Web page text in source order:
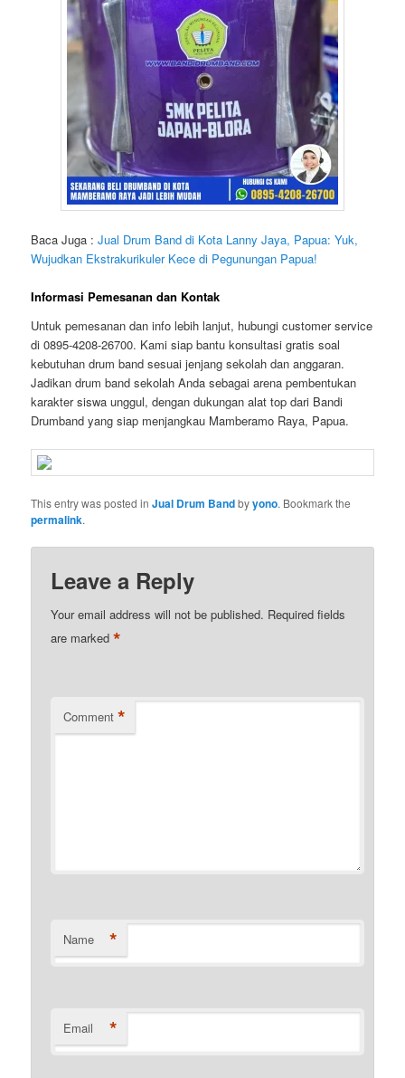
Baca Juga :Jual Drum Band di Kota Lanny Jaya, Papua: Yuk,
Wujudkan Ekstrakurikuler Kece di Pegunungan Papua!
Informasi Pemesanan dan Kontak
Untuk pemesanan dan info lebih lanjut, hubungi customer service
di 0895-4208-26700. Kami siap bantu konsultasi gratis soal
kebutuhan drum band sesuai jenjang sekolah dan anggaran.
Jadikan drum band sekolah Anda sebagai arena pembentukan
karakter siswa unggul, dengan dukungan alat top dari Bandi
Drumband yang siap menjangkau Mamberamo Raya, Papua.
This entry was posted inJual Drum Bandbyyono. Bookmark the
permalink.
Leave a Reply
Your email address will not be published. Required fields
are marked*
Comment *
Name *
Email *